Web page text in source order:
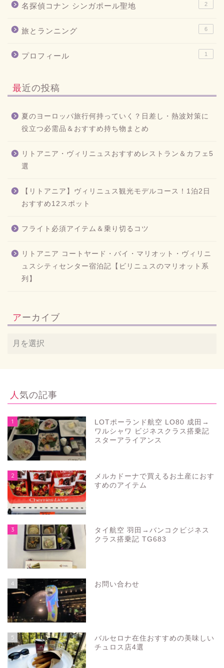
名探偵コナン シンガポール聖地 2
旅とランニング 6
プロフィール 1
最近の投稿
夏のヨーロッパ旅行何持っていく？日差し・熱波対策に
役立つ必需品＆おすすめ持ち物まとめ
リトアニア・ヴィリニュスおすすめレストラン＆カフェ5
選
【リトアニア】ヴィリニュス観光モデルコース！1泊2日
おすすめ12スポット
フライト必須アイテム＆乗り切るコツ
リトアニア コートヤード・バイ・マリオット・ヴィリニ
ュスシティセンター宿泊記【ビリニュスのマリオット系
列】
アーカイブ
人気の記事
1
LOTポーランド航空 LO80 成田→
ワルシャワ ビジネスクラス搭乗記
スターアライアンス
2
メルカドーナで買えるお土産におす
すめのアイテム
3
タイ航空 羽田→バンコクビジネス
クラス搭乗記 TG683
4 お問い合わせ
5
バルセロナ在住おすすめの美味しい
チュロス店4選